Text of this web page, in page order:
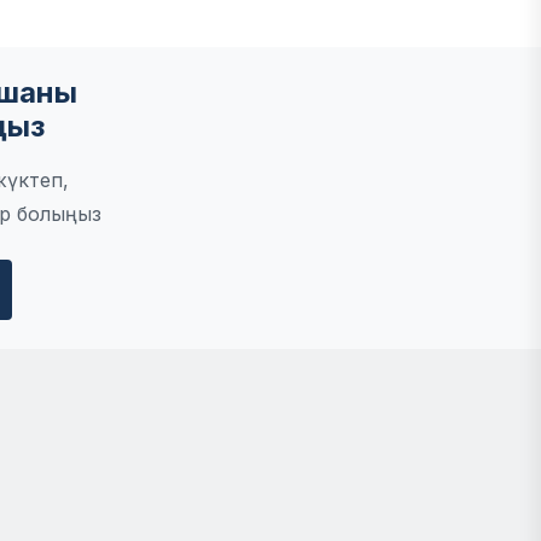
болыңыз